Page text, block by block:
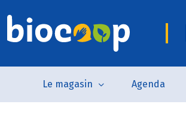
Le magasin Agenda